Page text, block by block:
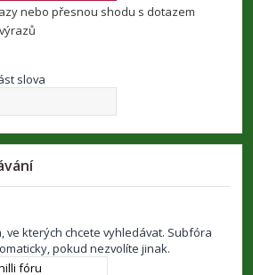
nebo přesnou shodu s dotazem
slova
ve kterých chcete vyhledávat. Subfóra
pokud nezvolíte jinak.